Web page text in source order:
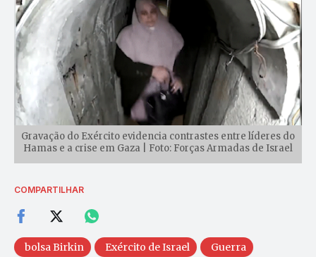
Gravação do Exército evidencia contrastes entre líderes do
Hamas e a crise em Gaza | Foto: Forças Armadas de Israel
COMPARTILHAR
bolsa Birkin Exército de Israel
Guerra